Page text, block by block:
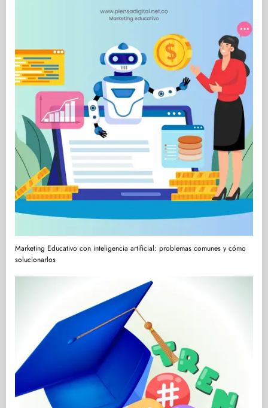
Marketing Educativo con inteligencia artificial: problemas comunes y cómo
solucionarlos